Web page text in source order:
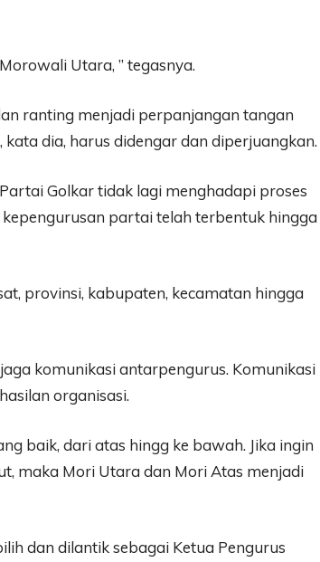
Utara, ” tegasnya.
ranting menjadi perpanjangan tangan
dia, harus didengar dan diperjuangkan.
Golkar tidak lagi menghadapi proses
partai telah terbentuk hingga
provinsi, kabupaten, kecamatan hingga
komunikasi antarpengurus. Komunikasi
organisasi.
baik, dari atas hingg ke bawah. Jika ingin
maka Mori Utara dan Mori Atas menjadi
dan dilantik sebagai Ketua Pengurus